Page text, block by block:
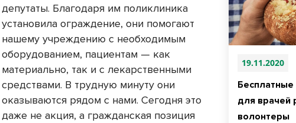
19.11.2020
для врачей
волонтеры
депутаты. Благодаря им поликлиника
установила ограждение, они помогают
нашему учреждению с необходимым
оборудованием, пациентам — как
материально, так и с лекарственными
средствами. В трудную минуту они
оказываются рядом с нами. Сегодня это
даже не акция, а гражданская позиция